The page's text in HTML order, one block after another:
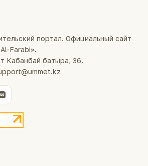
портал. Официальный сайт
Farabi».
Кабанбай батыра, 36.